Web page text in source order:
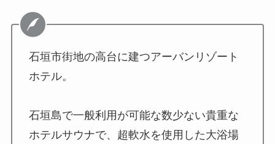
石垣市街地の高台に建つアーバンリゾート
ホテル。
石垣島で一般利用が可能な数少ない貴重な
ホテルサウナで、超軟水を使用した大浴場